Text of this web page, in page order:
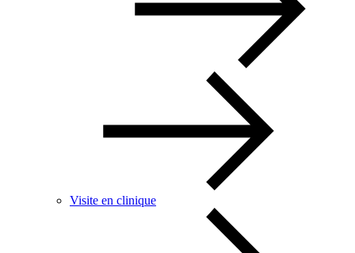
Visite en clinique